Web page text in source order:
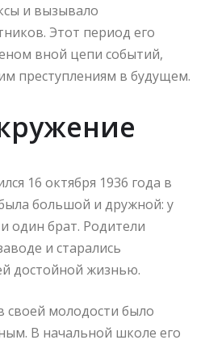
и вызывало
Этот период его
вной цепи событий,
преступлениям в будущем.
16 октября 1936 года в
большой и дружной: у
один брат. Родители
и старались
достойной жизнью.
молодости было
В начальной школе его